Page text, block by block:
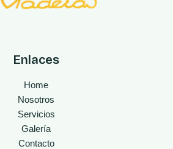
Enlaces
Home
Nosotros
Servicios
Galería
Contacto